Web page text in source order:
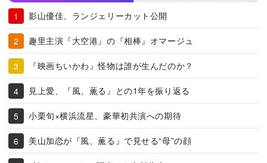
影山優佳、ランジェリーカット公開
趣里主演『大空港』の『相棒』オマージュ
『映画ちいかわ』怪物は誰が生んだのか？
見上愛、『風、薫る』との1年を振り返る
小栗旬×横浜流星、豪華初共演への期待
美山加恋が『風、薫る』で見せる“母”の顔